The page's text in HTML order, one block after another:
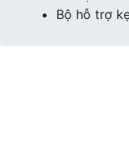
Bộ hỗ trợ